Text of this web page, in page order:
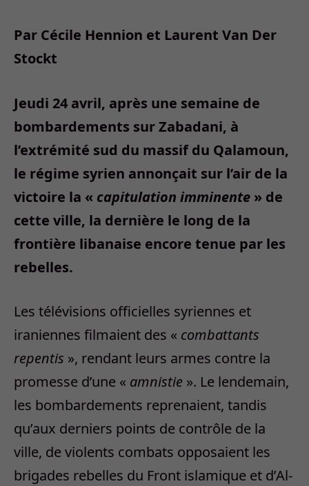
Par Cécile Hennion et Laurent Van Der
Stockt
Jeudi 24 avril, après une semaine de
bombardements sur Zabadani, à
l’extrémité sud du massif du Qalamoun,
le régime syrien annonçait sur l’air de la
victoire la « capitulation imminente » de
cette ville, la dernière le long de la
frontière libanaise encore tenue par les
rebelles.
Les télévisions officielles syriennes et
iraniennes filmaient des « combattants
repentis », rendant leurs armes contre la
promesse d’une « amnistie ». Le lendemain,
les bombardements reprenaient, tandis
qu’aux derniers points de contrôle de la
ville, de violents combats opposaient les
brigades rebelles du Front islamique et d’Al-